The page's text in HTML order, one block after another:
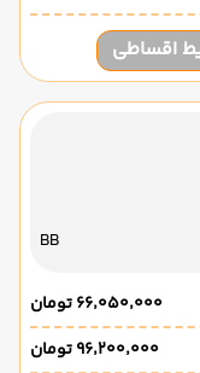
اقساطی
BB
۶۶٬۰۵۰٬۰۰۰ تومان
۹۶٬۲۰۰٬۰۰۰ تومان